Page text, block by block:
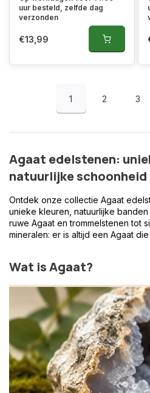
uur besteld, zelfde dag
verzonden
€13,99
1 2 3
Agaat edelstenen:
natuurlijke schoonheid
Ontdek onze collectie Agaat
unieke kleuren, natuurlijke
ruwe Agaat en trommelstenen tot
mineralen: er is altijd een Agaat
Wat is Agaat?